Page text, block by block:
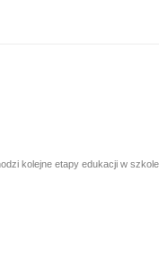
kolejne etapy edukacji w